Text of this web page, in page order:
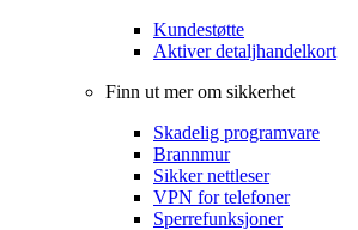
Kundestøtte
Aktiver detaljhandelkort
Finn ut mer om sikkerhet
Skadelig programvare
Brannmur
Sikker nettleser
VPN for telefoner
Sperrefunksjoner